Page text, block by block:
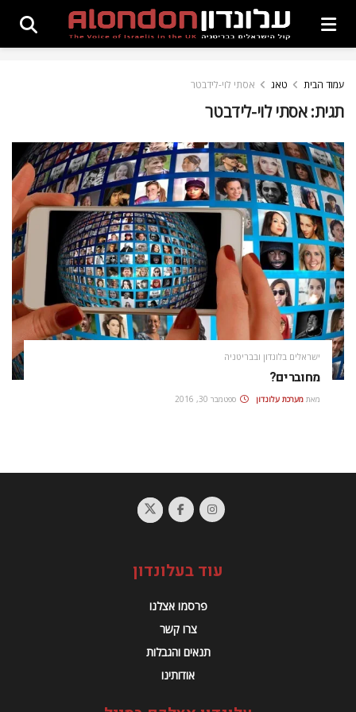
עמוד הבית טאג אסתי לוי-לידבטר
תגית:אסתי לוי-לידבטר
ישראלים בלונדון ובבריטניה
מחוברים?
מאת מערכת עלונדון ספטמבר 30, 2016
עוד בעלונדון
פרסמו אצלנו
צרו קשר
תנאים והגבלות
אודותינו